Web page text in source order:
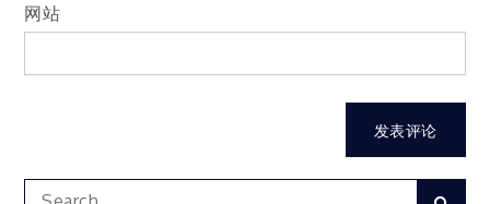
网站
Search